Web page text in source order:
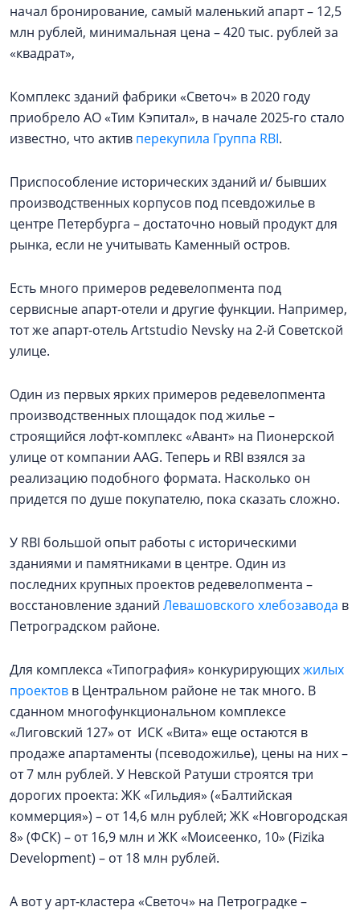
начал бронирование, самый маленький апарт – 12,5
млн рублей, минимальная цена – 420 тыс. рублей за
«квадрат»,
Комплекс зданий фабрики «Светоч» в 2020 году
приобрело АО «Тим Кэпитал», в начале 2025-го стало
известно, что актив перекупила Группа RBI.
Приспособление исторических зданий и/ бывших
производственных корпусов под псевдожилье в
центре Петербурга – достаточно новый продукт для
рынка, если не учитывать Каменный остров.
Есть много примеров редевелопмента под
сервисные апарт-отели и другие функции. Например,
тот же апарт-отель Artstudio Nevsky на 2-й Советской
улице.
Один из первых ярких примеров редевелопмента
производственных площадок под жилье –
строящийся лофт-комплекс «Авант» на Пионерской
улице от компании AAG. Теперь и RBI взялся за
реализацию подобного формата. Насколько он
придется по душе покупателю, пока сказать сложно.
У RBI большой опыт работы с историческими
зданиями и памятниками в центре. Один из
последних крупных проектов редевелопмента –
восстановление зданий Левашовского хлебозавода в
Петроградском районе.
Для комплекса «Типография» конкурирующихжилых
проектов в Центральном районе не так много. В
сданном многофункциональном комплексе
«Лиговский 127» от ИСК «Вита» еще остаются в
продаже апартаменты (псеводожилье), цены на них –
от 7 млн рублей. У Невской Ратуши строятся три
дорогих проекта: ЖК «Гильдия» («Балтийская
коммерция») – от 14,6 млн рублей; ЖК «Новгородская
8» (ФСК) – от 16,9 млн и ЖК «Моисеенко, 10» (Fizika
Development) – от 18 млн рублей.
А вот у арт-кластера «Светоч» на Петроградке –